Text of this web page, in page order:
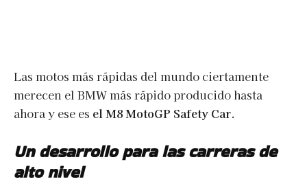
Las motos más rápidas del mundo ciertamente
merecen el BMW más rápido producido hasta
ahora y ese es el M8 MotoGP Safety Car.
Un desarrollo para las carreras de
alto nivel